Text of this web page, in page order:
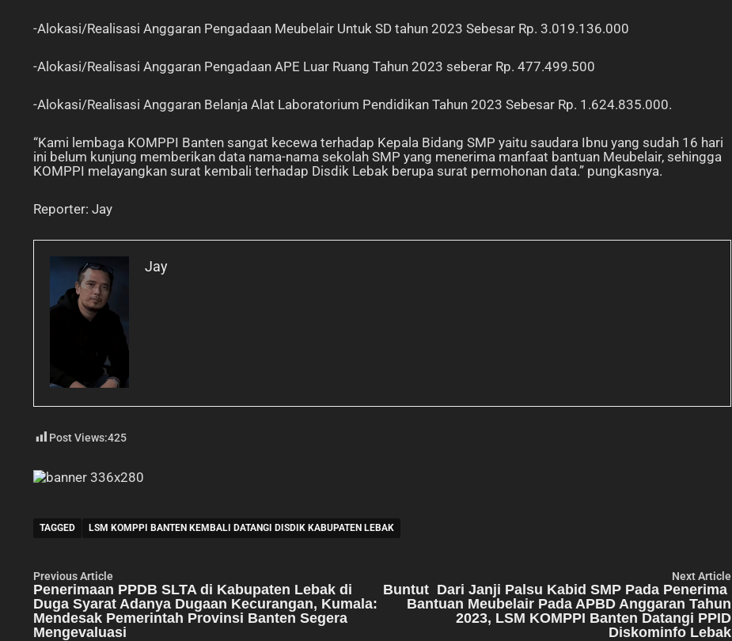
-Alokasi/Realisasi Anggaran Pengadaan Meubelair Untuk SD tahun 2023 Sebesar Rp. 3.019.136.000
-Alokasi/Realisasi Anggaran Pengadaan APE Luar Ruang Tahun 2023 seberar Rp. 477.499.500
-Alokasi/Realisasi Anggaran Belanja Alat Laboratorium Pendidikan Tahun 2023 Sebesar Rp. 1.624.835.000.
“Kami lembaga KOMPPI Banten sangat kecewa terhadap Kepala Bidang SMP yaitu saudara Ibnu yang sudah 16 hari
ini belum kunjung memberikan data nama-nama sekolah SMP yang menerima manfaat bantuan Meubelair, sehingga
KOMPPI melayangkan surat kembali terhadap Disdik Lebak berupa surat permohonan data.” pungkasnya.
Reporter: Jay
Jay
Post Views:425
TAGGED LSM KOMPPI BANTEN KEMBALI DATANGI DISDIK KABUPATEN LEBAK
Navigasi
pos
Previous Article
article:
Penerimaan PPDB SLTA di Kabupaten Lebak di
Duga Syarat Adanya Dugaan Kecurangan, Kumala:
Mendesak Pemerintah Provinsi Banten Segera
Mengevaluasi
Next Article
Buntut Dari Janji Palsu Kabid SMP Pada Penerima
Bantuan Meubelair Pada APBD Anggaran Tahun
2023, LSM KOMPPI Banten Datangi PPID
Diskominfo Lebak